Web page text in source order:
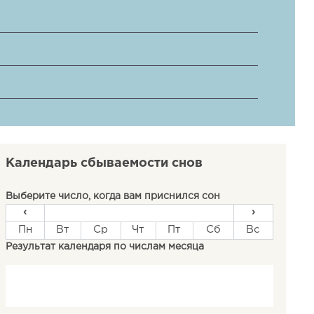
Календарь сбываемости снов
Выберите число, когда вам приснился сон
‹
›
Пн
Вт Ср Чт Пт Сб Вс
Результат календаря по числам месяца